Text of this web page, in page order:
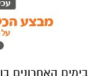
בימים האחרונים
שערי סגירה
העתיקה. השערים